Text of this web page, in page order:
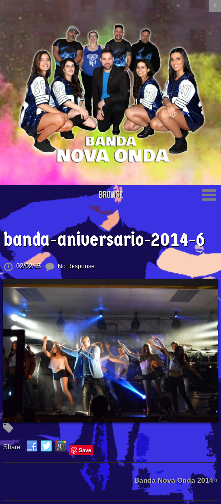
+
Browse
banda-aniversario-2014-6
02/02/15 No Response
Share : Save
Banda Nova Onda 2014 ›